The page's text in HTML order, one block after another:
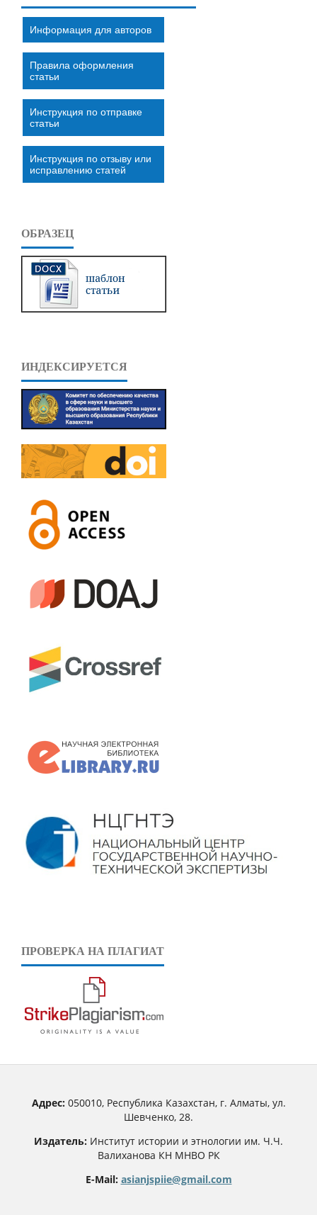
Информация для авторов
Правила оформления
статьи
Инструкция по отправке
статьи
Инструкция по отзыву или
исправлению статей
ОБРАЗЕЦ
ИНДЕКСИРУЕТСЯ
ПРОВЕРКА НА ПЛАГИАТ
Адрес:050010, Республика Казахстан, г. Алматы, ул.
Шевченко, 28.
Издатель: Институт истории и этнологии им. Ч.Ч.
Валиханова КН МНВО РК
E-Mail: asianjspiie@gmail.com